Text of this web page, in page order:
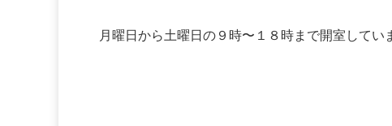
月曜日から土曜日の９時〜１８時まで開室してい